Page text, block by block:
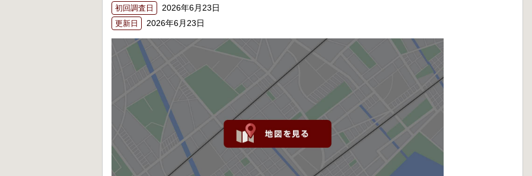
初回調査日 2026年6月23日
更新日 2026年6月23日